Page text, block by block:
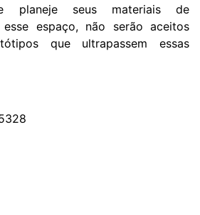
planeje seus materiais de
espaço, não serão aceitos
que ultrapassem essas